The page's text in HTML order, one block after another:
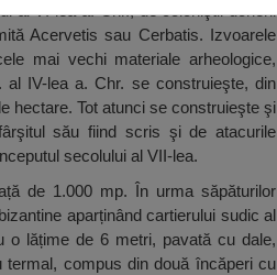
al VI-lea a. Chr., de coloniştii dorieni
Acervetis sau Cerbatis. Izvoarele
mai vechi materiale arheologice,
IV-lea a. Chr. se construieşte, din
hectare. Tot atunci se construieşte şi
său fiind scris şi de atacurile
secolului al VII-lea.
de 1.000 mp. În urma săpăturilor
aparținând cartierului sudic al
o lățime de 6 metri, pavată cu dale,
compus din două încăperi cu